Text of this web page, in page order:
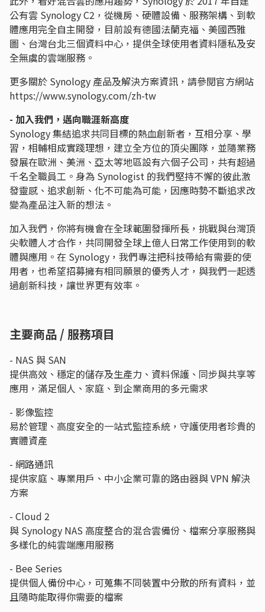
公有雲 Synology C2，從機房、硬體設備、服務架構、到軟
體應用完全自主開發，目前設有德國法蘭克福、美國西雅
圖、台灣台北三個資料中心，提供全球使用者資料隱私及安
全無虞的雲端服務。
更多關於 Synology 產品及解決方案資訊，請參閱官方網站
https://www.synology.com/zh-tw
- 加入我們，邁向職涯新高度
Synology 集結追求共同目標的熱血創新者，互相分享、學
習，相輔相成實踐理想，建立全方位的頂尖團隊，並隨業務
發展在歐洲、美洲、亞太等地區設有六個子公司，共有超過
千名全職員工。身為 Synologist 的我們堅持不懈的彼此激
發靈感、追求創新、化不可能為可能，因應時勢不斷追求改
變為產品注入新的想法。
加入我們，你將有機會在全球範圍發揮所長，挑戰與台灣頂
尖軟體人才合作，共同開發全球上億人日常工作使用到的軟
體與應用。在 Synology，我們專注把科技帶給有需要的使
用者，也希望招募擁有相同願景的優秀人才，與我們一起透
過創新科技，讓世界更有效率。
主要商品 / 服務項目
- NAS 與 SAN
提供高效、穩定的儲存及生產力、資料保護、同步與共享等
應用，滿足個人、家庭、到企業商用的多元需求
- 影像監控
易於管理、高度安全的一站式監控系統，守護使用者珍貴的
實體資產
- 網路通訊
提供家庭、專業用戶、中小企業可靠的路由器與 VPN 解決
方案
- Cloud 2
與 Synology NAS 高度整合的混合雲備份、檔案分享服務與
多樣化的純雲端應用服務
- Bee Series
提供個人備份中心，可蒐集不同裝置中分散的所有資料，並
且隨時能取得你需要的檔案